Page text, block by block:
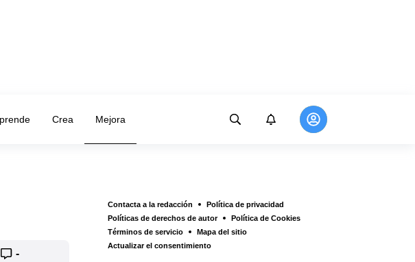
Crea Mejora
Contacta a la redacción
Política de privacidad
Políticas de derechos de autor
Política de Cookies
Términos de servicio
Mapa del sitio
Actualizar el consentimiento
-